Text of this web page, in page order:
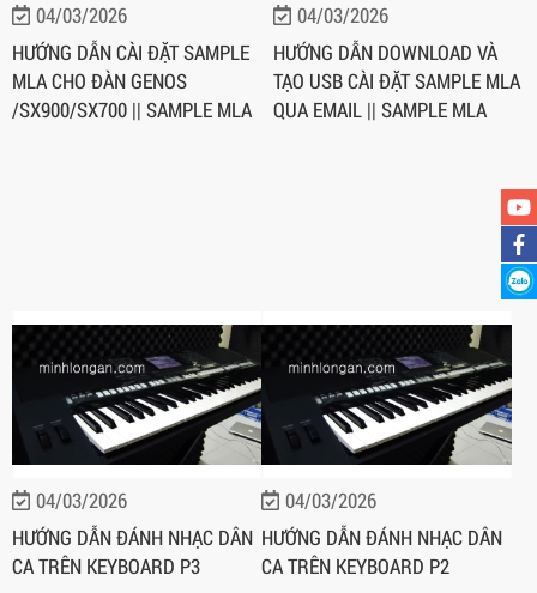
04/03/2026
HƯỚNG DẪN CÀI ĐẶT SAMPLE
MLA CHO ĐÀN GENOS
/SX900/SX700 || SAMPLE MLA
04/03/2026
HƯỚNG DẪN DOWNLOAD VÀ
TẠO USB CÀI ĐẶT SAMPLE MLA
QUA EMAIL || SAMPLE MLA
04/03/2026
HƯỚNG DẪN ĐÁNH NHẠC DÂN
CA TRÊN KEYBOARD P3
04/03/2026
HƯỚNG DẪN ĐÁNH NHẠC DÂN
CA TRÊN KEYBOARD P2